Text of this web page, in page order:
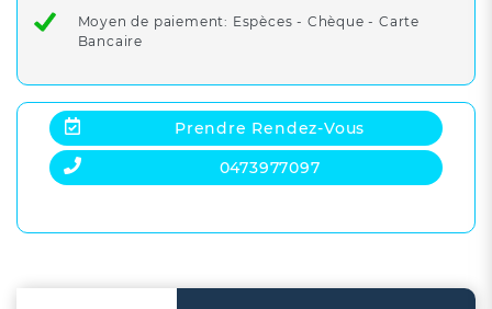
Moyen de paiement: Espèces - Chèque - Carte
Bancaire
Prendre Rendez-Vous
0473977097